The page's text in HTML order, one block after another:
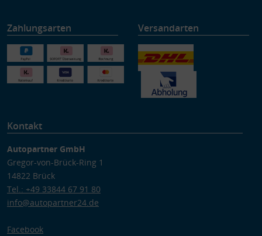
Zahlungsarten Versandarten
Kontakt
Autopartner GmbH
Gregor-von-Brück-Ring 1
14822 Brück
Tel.: +49 33844 67 91 80
info@autopartner24.de
Facebook